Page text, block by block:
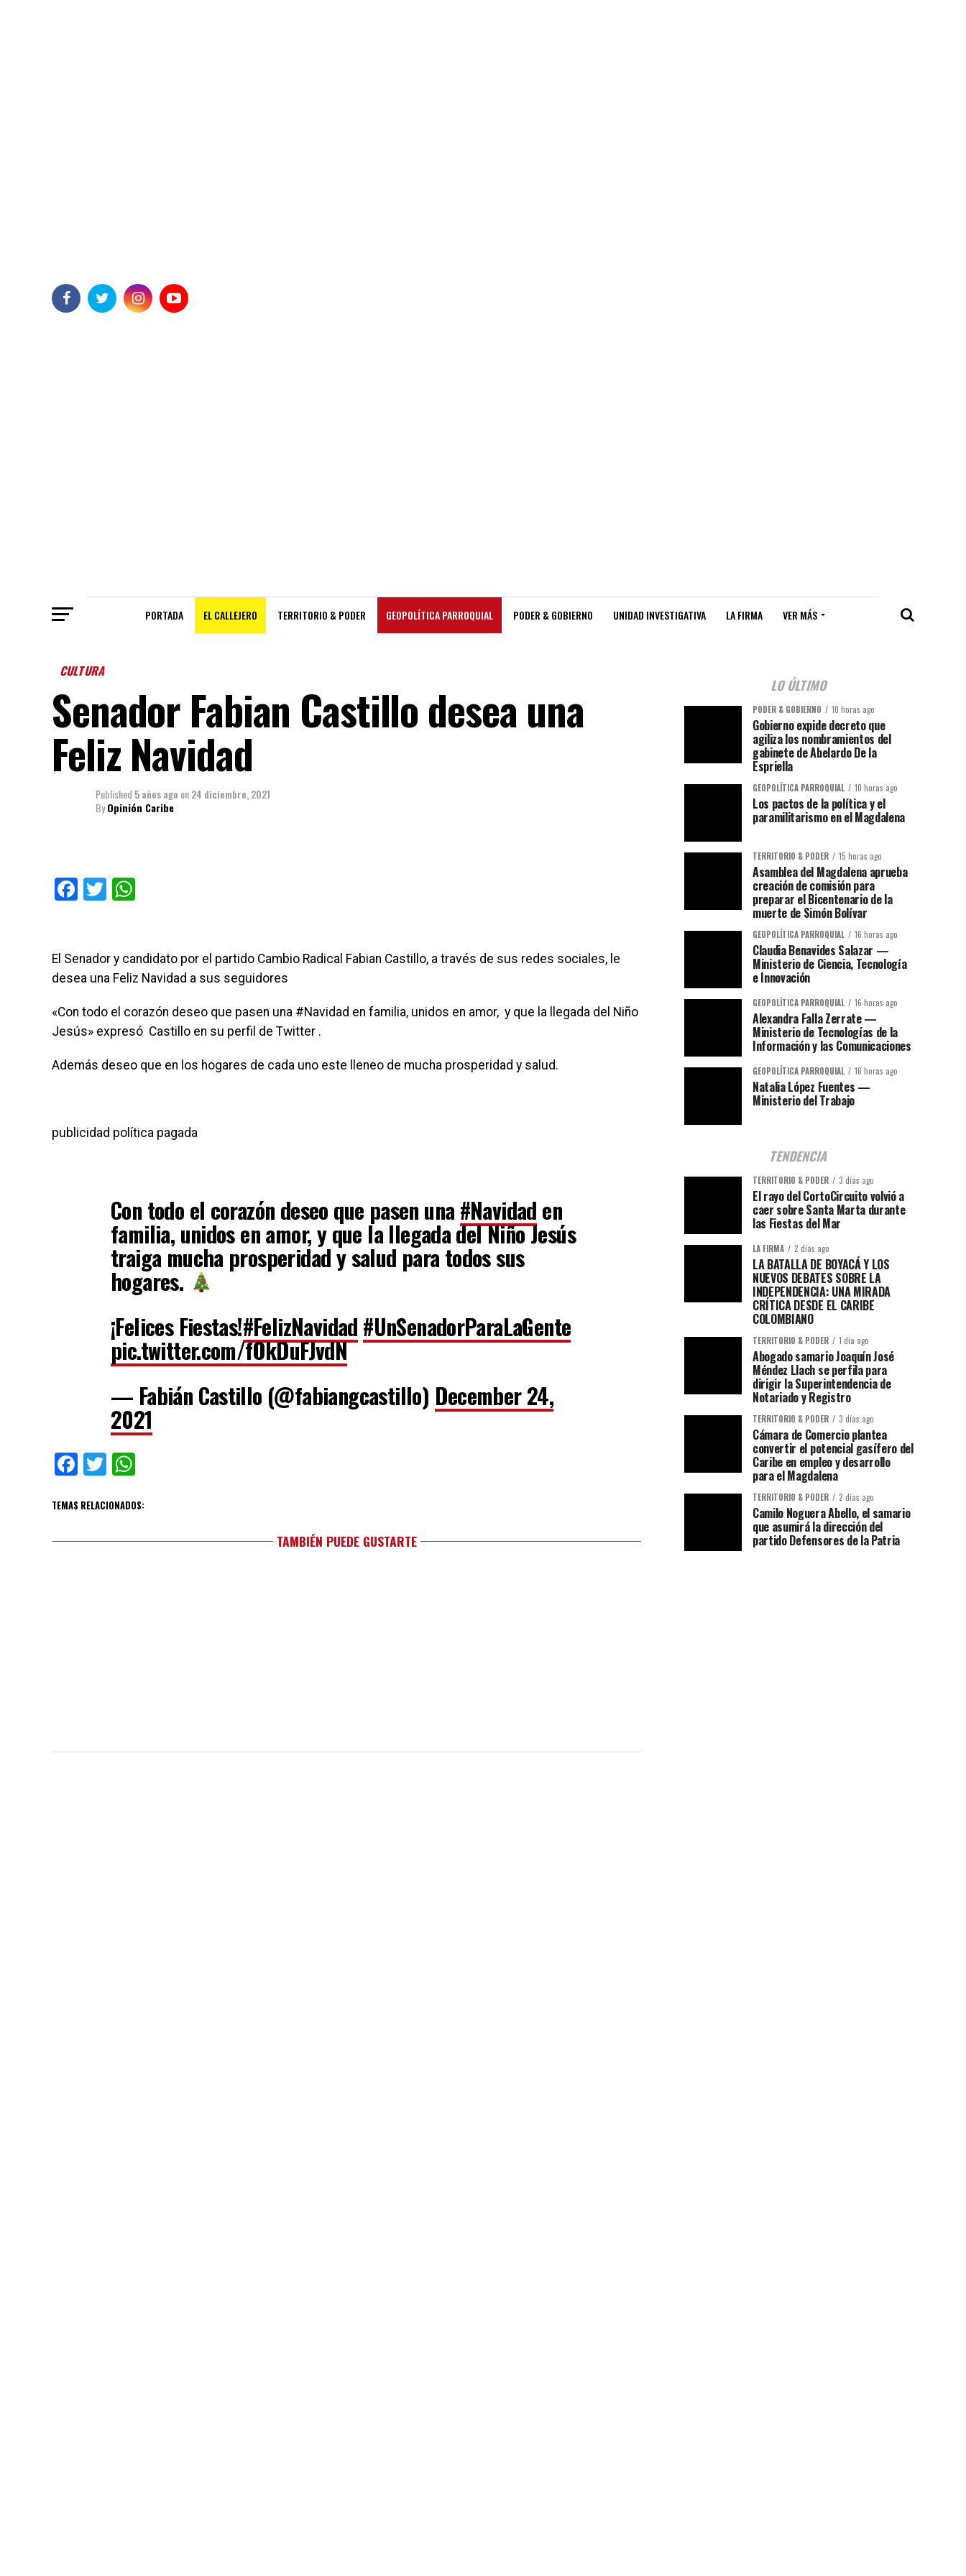
PORTADA EL CALLEJERO TERRITORIO & PODER GEOPOLÍTICA PARROQUIAL PODER & GOBIERNO UNIDAD INVESTIGATIVA LA FIRMA VER MÁS
CULTURA
Senador Fabian Castillo desea una
Feliz Navidad
Published 5 años ago on24 diciembre, 2021
ByOpinión Caribe
Facebook
Twitter
El Senador y candidato por el partido Cambio Radical Fabian Castillo, a través de sus redes sociales, le
desea una Feliz Navidad a sus seguidores
«Con todo el corazón deseo que pasen una #Navidad en familia, unidos en amor, y que la llegada del Niño
Jesús» expresó Castillo en su perfil de Twitter .
Además deseo que en los hogares de cada uno este lleneo de mucha prosperidad y salud.
publicidad política pagada
Con todo el corazón deseo que pasen una#Navidad en
familia, unidos en amor, y que la llegada del Niño Jesús
traiga mucha prosperidad y salud para todos sus
hogares.
¡Felices Fiestas!#FelizNavidad #UnSenadorParaLaGente
pic.twitter.com/fOkDuFJvdN
— Fabián Castillo (@fabiangcastillo) December 24,
2021
Facebook
Twitter
TEMAS RELACIONADOS:
TAMBIÉN PUEDE GUSTARTE
LO ÚLTIMO
PODER & GOBIERNO 10 horas ago
Gobierno expide decreto que
agiliza los nombramientos del
gabinete de Abelardo De la
Espriella
GEOPOLÍTICA PARROQUIAL 10 horas ago
Los pactos de la política y el
paramilitarismo en el Magdalena
TERRITORIO & PODER 15 horas ago
Asamblea del Magdalena aprueba
creación de comisión para
preparar el Bicentenario de la
muerte de Simón Bolívar
GEOPOLÍTICA PARROQUIAL 16 horas ago
Claudia Benavides Salazar —
Ministerio de Ciencia, Tecnología
e Innovación
GEOPOLÍTICA PARROQUIAL 16 horas ago
Alexandra Falla Zerrate —
Ministerio de Tecnologías de la
Información y las Comunicaciones
GEOPOLÍTICA PARROQUIAL 16 horas ago
Natalia López Fuentes —
Ministerio del Trabajo
TENDENCIA
TERRITORIO & PODER 3 días ago
El rayo del CortoCircuito volvió a
caer sobre Santa Marta durante
las Fiestas del Mar
LA FIRMA 2 días ago
LA BATALLA DE BOYACÁ Y LOS
NUEVOS DEBATES SOBRE LA
INDEPENDENCIA: UNA MIRADA
CRÍTICA DESDE EL CARIBE
COLOMBIANO
TERRITORIO & PODER 1 día ago
Abogado samario Joaquín José
Méndez Llach se perfila para
dirigir la Superintendencia de
Notariado y Registro
TERRITORIO & PODER 3 días ago
Cámara de Comercio plantea
convertir el potencial gasífero del
Caribe en empleo y desarrollo
para el Magdalena
TERRITORIO & PODER 2 días ago
Camilo Noguera Abello, el samario
que asumirá la dirección del
partido Defensores de la Patria